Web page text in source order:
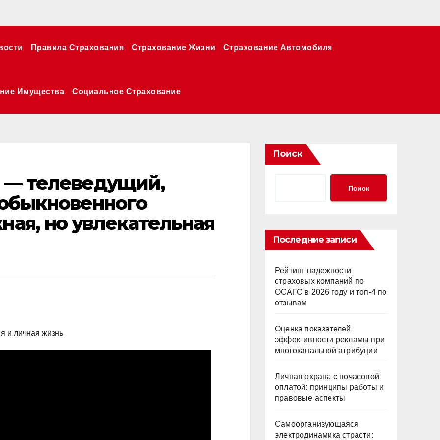
Правила Страхования Страхование Жизни Страхование Автомобиля
Имущества Социальное Страхование
— телеведущий,
но увлекательная
Поиск
Поиск
Последние записи
Рейтинг надежности
страховых компаний по
ОСАГО в 2026 году и топ-4 по
отзывам
Оценка показателей
эффективности рекламы при
многоканальной атрибуции
Личная охрана с почасовой
оплатой: принципы работы и
правовые аспекты
Самоорганизующаяся
электродинамика страсти: